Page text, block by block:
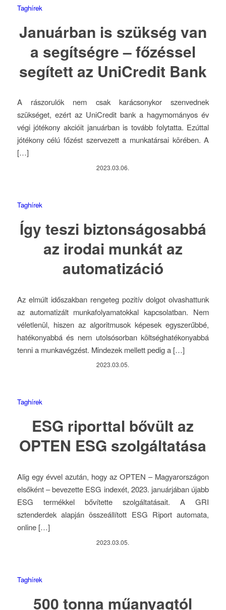
Taghírek
Januárban is szükség van
a segítségre – főzéssel
segített az UniCredit Bank
A rászorulók nem csak karácsonykor szenvednek
szükséget, ezért az UniCredit bank a hagymományos év
végi jótékony akcióit januárban is tovább folytatta. Ezúttal
jótékony célú főzést szervezett a munkatársai körében. A
[…]
2023.03.06.
Taghírek
Így teszi biztonságosabbá
az irodai munkát az
automatizáció
Az elmúlt időszakban rengeteg pozitív dolgot olvashattunk
az automatizált munkafolyamatokkal kapcsolatban. Nem
véletlenül, hiszen az algoritmusok képesek egyszerűbbé,
hatékonyabbá és nem utolsósorban költséghatékonyabbá
tenni a munkavégzést. Mindezek mellett pedig a […]
2023.03.05.
Taghírek
ESG riporttal bővült az
OPTEN ESG szolgáltatása
Alig egy évvel azután, hogy az OPTEN – Magyarországon
elsőként – bevezette ESG indexét, 2023. januárjában újabb
ESG termékkel bővítette szolgáltatásait. A GRI
sztenderdek alapján összeállított ESG Riport automata,
online […]
2023.03.05.
Taghírek
500 tonna műanyagtól